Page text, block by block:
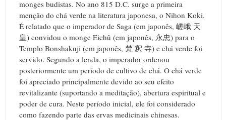
monges budistas. No ano 815 D.C. surge a primeira
menção do chá verde na literatura japonesa, o Nihon Koki.
É relatado que o imperador de Saga (em japonês, 嵯峨 天
皇) convidou o monge Eichû (em japonês, 永忠) para o
Templo Bonshakuji (em japonês, 梵 釈 寺) e chá verde foi
servido. Segundo a lenda, o imperador ordenou
posteriormente um período de cultivo de chá. O chá verde
foi apreciado principalmente devido ao seu efeito
revitalizante (suportando a meditação), abertura espiritual e
poder de cura. Neste período inicial, ele foi considerado
como fazendo parte das ervas medicinais chinesas.